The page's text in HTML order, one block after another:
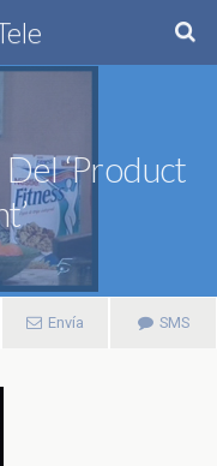
‘product
Envía SMS